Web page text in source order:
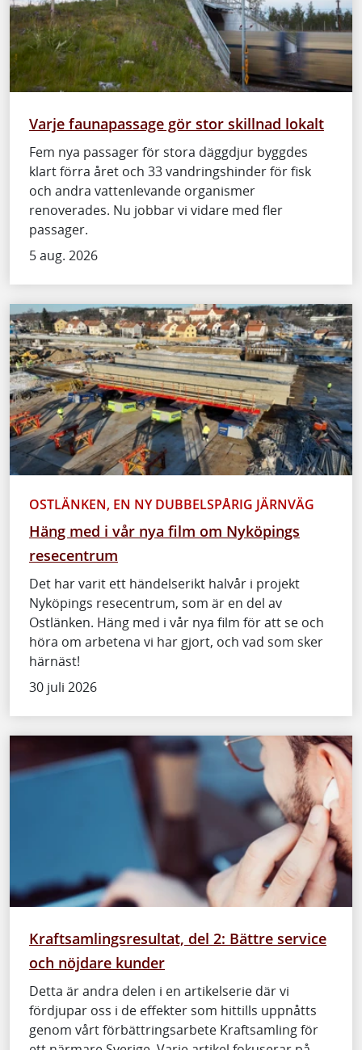
Varje faunapassage gör stor skillnad lokalt
Fem nya passager för stora däggdjur byggdes
klart förra året och 33 vandringshinder för fisk
och andra vattenlevande organismer
renoverades. Nu jobbar vi vidare med fler
passager.
5 aug. 2026
OSTLÄNKEN, EN NY DUBBELSPÅRIG JÄRNVÄG
Häng med i vår nya film om Nyköpings
resecentrum
Det har varit ett händelserikt halvår i projekt
Nyköpings resecentrum, som är en del av
Ostlänken. Häng med i vår nya film för att se och
höra om arbetena vi har gjort, och vad som sker
härnäst!
30 juli 2026
Kraftsamlingsresultat, del 2: Bättre service
och nöjdare kunder
Detta är andra delen i en artikelserie där vi
fördjupar oss i de effekter som hittills uppnåtts
genom vårt förbättringsarbete Kraftsamling för